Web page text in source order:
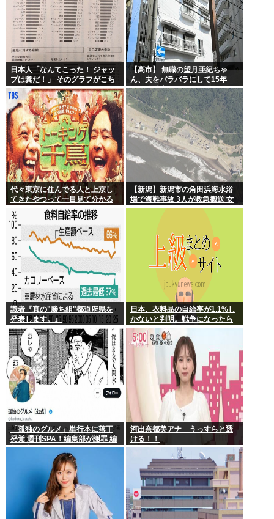
日本人「なんてこった！ ジャッ
プは糞だ！」 そのグラフがこち
ら。
【高市】 無職の望月亜紀ちゃ
ん、夫をバラバラにして15年
間、冷凍庫で保存
代々東京に住んでる人と上京し
てきたやつって一目見て分かる
よね。あれなんで？
【新潟】新潟市の角田浜海水浴
場で海難事故 3人が救急搬送 女
性と男児が心肺停止 男性は意識
識者『真の"勝ち組"都道府県を
発表します。』
日本、衣料品の自給率が1.1%し
かないと判明。戦争になったら
裸で戦う模様www
「孤独のグルメ」単行本に落丁
発覚 週刊SPA！編集部が謝罪 編
集・印刷工程で不備
河出奈都美アナ うっすらと透
ける！！